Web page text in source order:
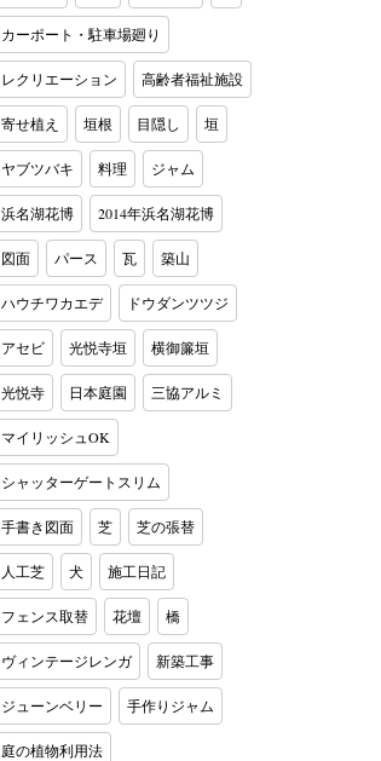
カーポート・駐車場廻り
レクリエーション 高齢者福祉施設
寄せ植え 垣根 目隠し 垣
ヤブツバキ 料理 ジャム
浜名湖花博 2014年浜名湖花博
図面 パース 瓦 築山
ハウチワカエデ ドウダンツツジ
アセビ 光悦寺垣 横御簾垣
光悦寺 日本庭園 三協アルミ
マイリッシュOK
シャッターゲートスリム
手書き図面 芝 芝の張替
人工芝 犬 施工日記
フェンス取替 花壇 橋
ヴィンテージレンガ 新築工事
ジューンベリー 手作りジャム
庭の植物利用法